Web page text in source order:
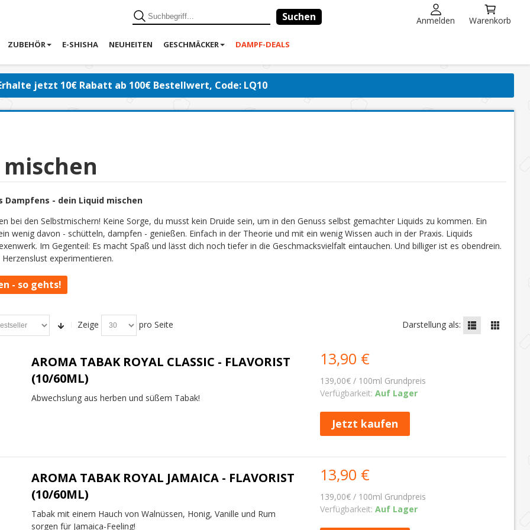
Suchen Anmelden Warenkorb
ZUBEHÖR E-SHISHA NEUHEITEN GESCHMÄCKER DAMPF-DEALS
jetzt 10€ Rabatt ab 100€ Bestellwert, Code: LQ10
Dampfens - dein Liquid mischen
bei den Selbstmischern! Keine Sorge, du musst kein Druide sein, um in den Genuss selbst gemachter Liquids zu kommen. Ein
wenig davon - schütteln, dampfen - genießen. Einfach in der Theorie und mit ein wenig Wissen auch in der Praxis. Liquids
Im Gegenteil: Es macht Spaß und lässt dich noch tiefer in die Geschmacksvielfalt eintauchen. Und billiger ist es obendrein.
experimentieren.
- so gehts!
Zeige pro Seite Darstellung als:
AROMA TABAK ROYAL CLASSIC - FLAVORIST
(10/60ML)
Abwechslung aus herben und süßem Tabak!
13,90 €
139,00€ / 100ml Grundpreis
Verfügbarkeit: Auf Lager
Jetzt kaufen
AROMA TABAK ROYAL JAMAICA - FLAVORIST
(10/60ML)
Tabak mit einem Hauch von Walnüssen, Honig, Vanille und Rum
sorgen für Jamaica-Feeling!
13,90 €
139,00€ / 100ml Grundpreis
Verfügbarkeit: Auf Lager